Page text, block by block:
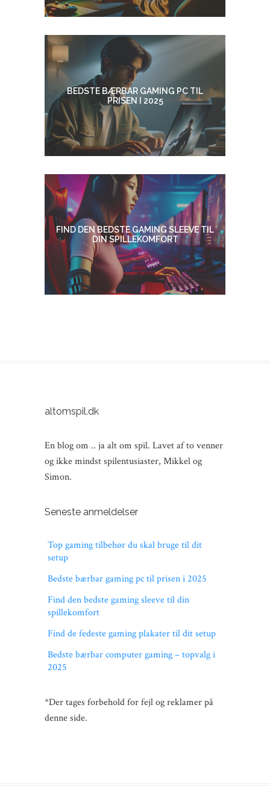
BEDSTE BÆRBAR GAMING PC TIL
PRISEN I 2025
FIND DEN BEDSTE GAMING SLEEVE TIL
DIN SPILLEKOMFORT
altomspil.dk
En blog om .. ja alt om spil. Lavet af to venner
og ikke mindst spilentusiaster, Mikkel og
Simon.
Seneste anmeldelser
Top gaming tilbehør du skal bruge til dit
setup
Bedste bærbar gaming pc til prisen i 2025
Find den bedste gaming sleeve til din
spillekomfort
Find de fedeste gaming plakater til dit setup
Bedste bærbar computer gaming – topvalg i
2025
*Der tages forbehold for fejl og reklamer på
denne side.